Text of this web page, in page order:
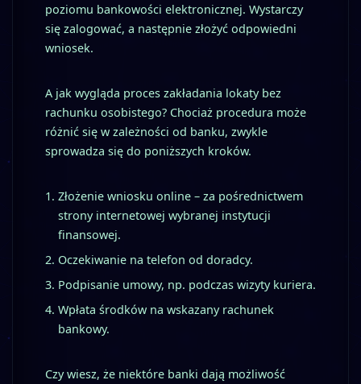
poziomu bankowości elektronicznej. Wystarczy
się zalogować, a następnie złożyć odpowiedni
wniosek.
A jak wygląda proces zakładania lokaty bez
rachunku osobistego? Chociaż procedura może
różnić się w zależności od banku, zwykle
sprowadza się do poniższych kroków.
Złożenie wniosku online – za pośrednictwem
strony internetowej wybranej instytucji
finansowej.
Oczekiwanie na telefon od doradcy.
Podpisanie umowy, np. podczas wizyty kuriera.
Wpłata środków na wskazany rachunek
bankowy.
Czy wiesz, że niektóre banki dają możliwość